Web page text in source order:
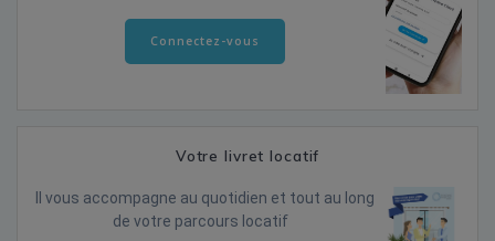
Connectez-vous
Votre livret locatif
Il vous accompagne au quotidien et tout au long
de votre parcours locatif